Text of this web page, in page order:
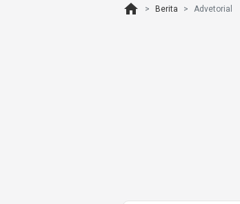
home Berita Advetorial